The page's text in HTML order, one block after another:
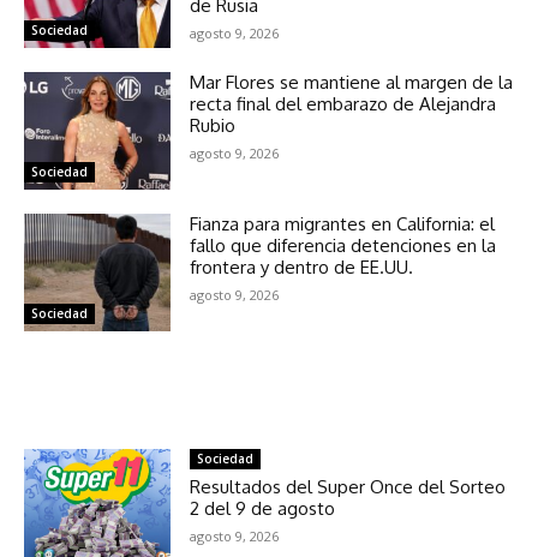
Sociedad
de Rusia
agosto 9, 2026
Sociedad
Mar Flores se mantiene al margen de la
recta final del embarazo de Alejandra
Rubio
agosto 9, 2026
Sociedad
Fianza para migrantes en California: el
fallo que diferencia detenciones en la
frontera y dentro de EE.UU.
agosto 9, 2026
Sociedad
Resultados del Super Once del Sorteo
2 del 9 de agosto
agosto 9, 2026